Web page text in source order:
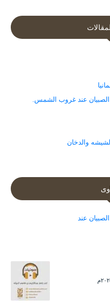
عند غروب الشمس.
والدخان
عند